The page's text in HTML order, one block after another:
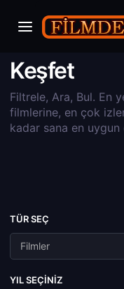
Keşfet
Filtrele, Ara, Bul. En
filmlerine, en çok
kadar sana en uygun
TÜR SEÇ
Filmler
YIL SEÇINIZ